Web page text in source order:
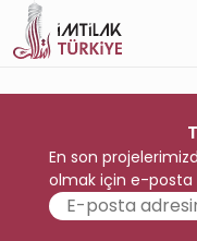
En son
olmak için e-posta